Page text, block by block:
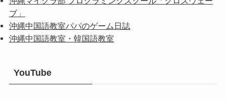
ブ」
沖縄中国語教室パパのゲーム日誌
沖縄中国語教室・韓国語教室
YouTube